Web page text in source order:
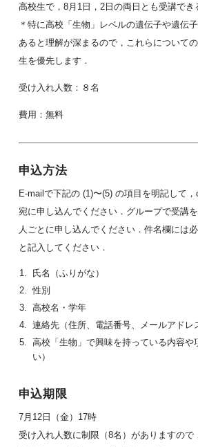
高校生で，8月1日，2日の両日とも受講でき
＊特に高校「生物」レベルの遺伝子や遺伝
あると理解が深まるので，これらについて
生を優先します．
受け入れ人数：８名
費用：無料
申込方法
E-mailで下記の (1)〜(5) の項目を明記して
宛に申し込んでください．グループで受講
人ごとに申し込んでください．件名欄には
と記入してください．
氏名（ふりがな）
性別
高校名・学年
連絡先（住所、電話番号、メールアドレ
高校「生物」で興味を持っている内容や
い）
申込期限
7月12日（金）17時
受け入れ人数に制限（8名）がありますので